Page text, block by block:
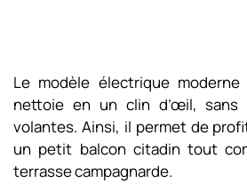
Le modèle électrique
nettoie en un clin d’œil, sans
volantes. Ainsi, il permet de
un petit balcon citadin tout
terrasse campagnarde.